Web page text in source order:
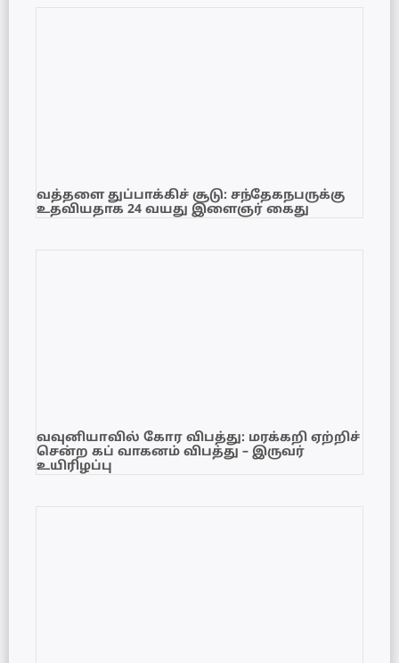
வத்தளை துப்பாக்கிச் சூடு: சந்தேகநபருக்கு
உதவியதாக 24 வயது இளைஞர் கைது
வவுனியாவில் கோர விபத்து: மரக்கறி ஏற்றிச்
சென்ற கப் வாகனம் விபத்து – இருவர்
உயிரிழப்பு